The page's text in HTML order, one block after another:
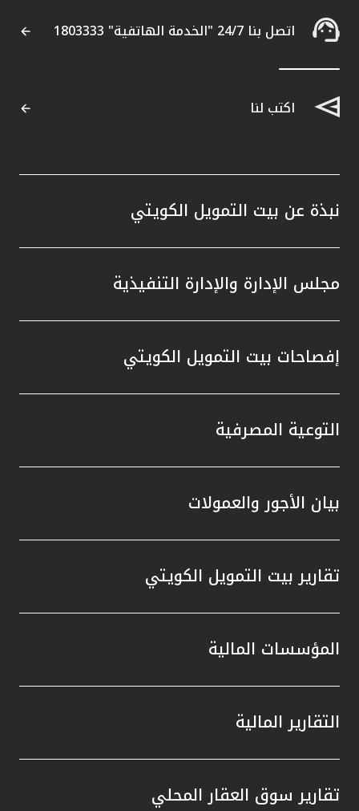
اتصل بنا 24/7 "الخدمة الهاتفية" 1803333
اكتب لنا
نبذة عن بيت التمويل الكويتي
مجلس الإدارة والإدارة التنفيذية
إفصاحات بيت التمويل الكويتي
التوعية المصرفية
بيان الأجور والعمولات
تقارير بيت التمويل الكويتي
المؤسسات المالية
التقارير المالية
تقارير سوق العقار المحلي